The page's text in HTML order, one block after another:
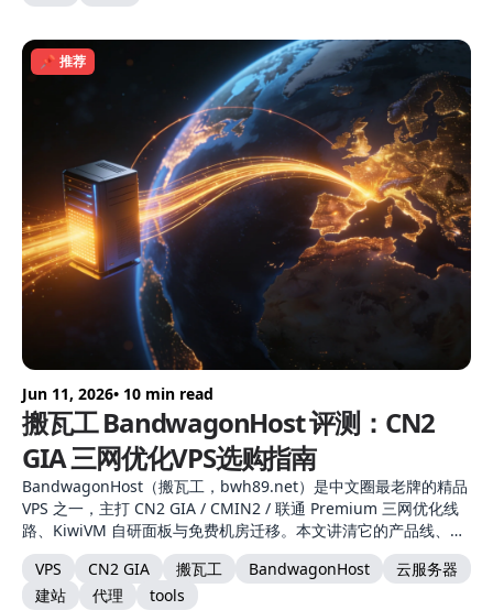
📌 推荐
Jun 11, 2026• 10 min read
搬瓦工 BandwagonHost 评测：CN2
GIA 三网优化VPS选购指南
BandwagonHost（搬瓦工，bwh89.net）是中文圈最老牌的精品
VPS 之一，主打 CN2 GIA / CMIN2 / 联通 Premium 三网优化线
路、KiwiVM 自研面板与免费机房迁移。本文讲清它的产品线、机
房选择、CN2 GIA 线路与自建节点适配。
VPS CN2 GIA 搬瓦工 BandwagonHost
云服务器
建站
代理 tools